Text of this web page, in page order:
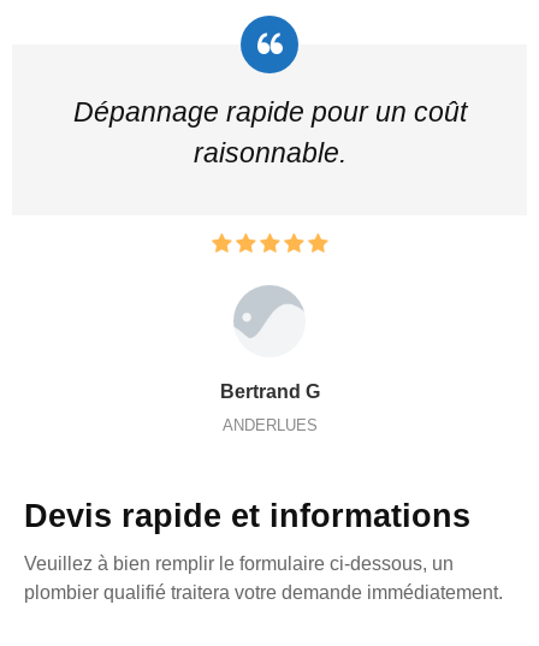
Dépannage rapide pour un coût
raisonnable.
Bertrand G
ANDERLUES
Devis rapide et informations
Veuillez à bien remplir le formulaire ci-dessous, un
plombier qualifié traitera votre demande immédiatement.